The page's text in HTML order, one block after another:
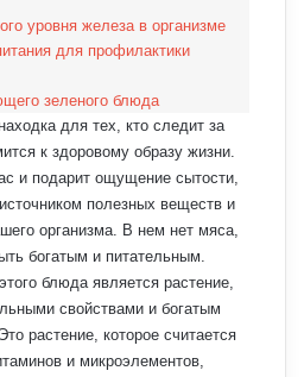
уровня железа в организме
для профилактики
зеленого блюда
для тех, кто следит за
к здоровому образу жизни.
и подарит ощущение сытости,
полезных веществ и
организма. В нем нет мяса,
богатым и питательным.
блюда является растение,
свойствами и богатым
растение, которое считается
и микроэлементов,